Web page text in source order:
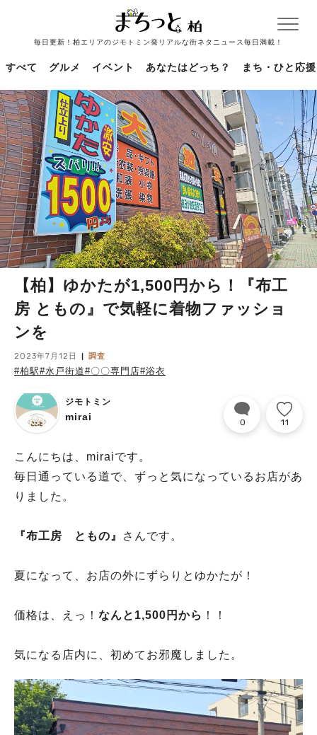
毎日更新！柏エリアのジモトミン発リアルな街ネタニュース毎日満載！
すべて グルメ イベント あなたはどっち？ まち・ひと応援
【柏】ゆかたが1,500円から！『布工
房 ともの』で気軽に着物ファッショ
ンを
2023年7月12日 調査
#柏駅#水戸街道#〇〇専門店#浴衣
ジモトミン
mirai 0 11
こんにちは、miraiです。
毎日通っている道で、ずっと気になっているお店があ
りました。
『布工房 ともの』 さんです。
夏になって、お店の外にずらりとゆかたが！
価格は、えっ！ なんと1,500円から ！！
気になる店内に、初めてお邪魔しました。